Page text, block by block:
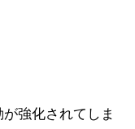
強化されてしま